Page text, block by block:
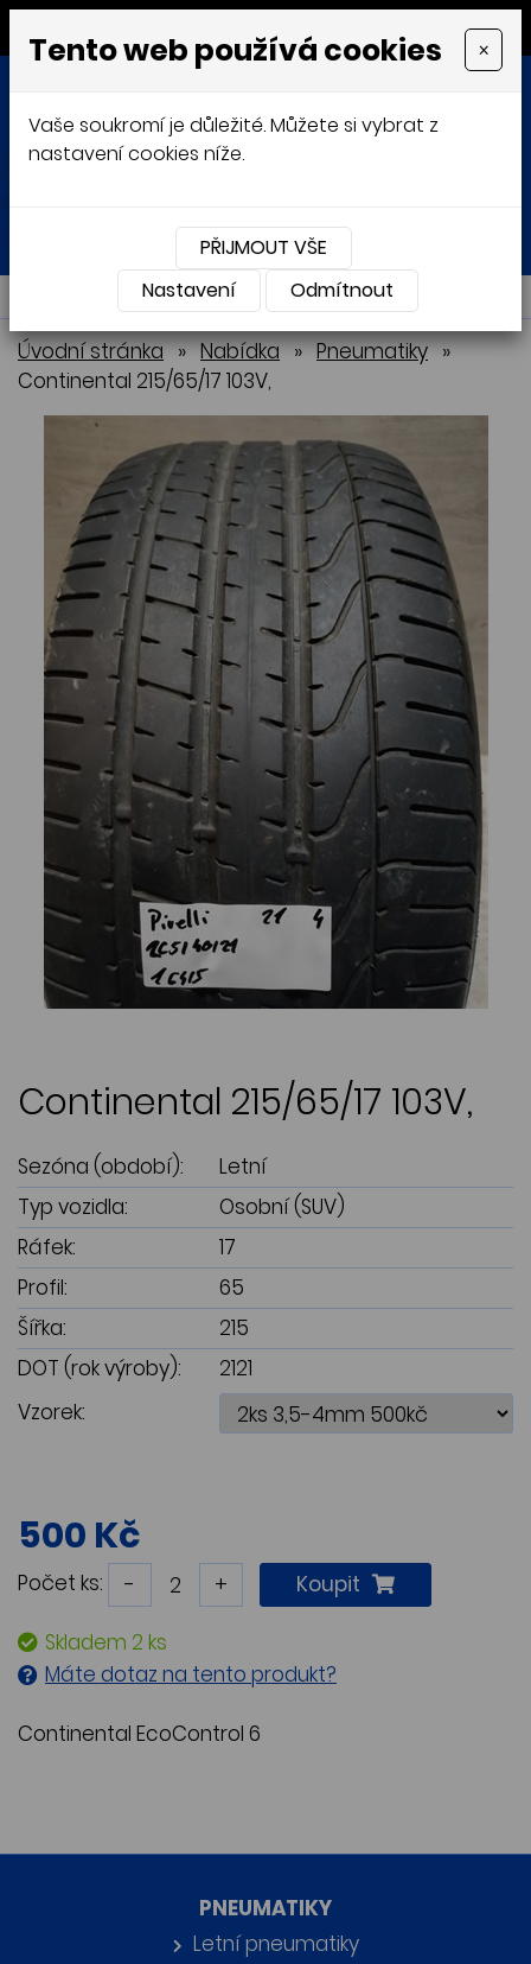
MENU
Přihlásit Košík
NABÍDKA
Úvodní stránka » Nabídka » Pneumatiky »
Continental 215/65/17 103V,
Continental 215/65/17 103V,
Sezóna (období):
Letní
Typ vozidla:
Osobní (SUV)
Ráfek:
17
Profil:
65
Šířka:
215
DOT (rok výroby):
2121
Vzorek:
500 Kč
Počet ks: - + Koupit
Skladem 2 ks
Máte dotaz na tento produkt?
Continental EcoControl 6
PNEUMATIKY
Letní pneumatiky
Tento web používá cookies ×
Vaše soukromí je důležité. Můžete si vybrat z
nastavení cookies níže.
PŘIJMOUT VŠE
Nastavení
Odmítnout